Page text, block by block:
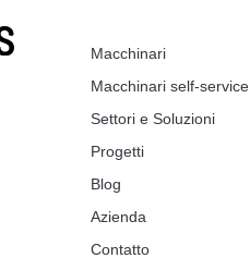
Macchinari
Macchinari self-service
Settori e Soluzioni
Progetti
Blog
Azienda
Contatto